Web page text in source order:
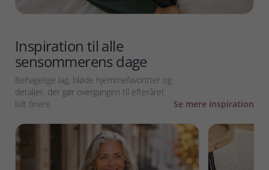
Inspiration til alle
sensommerens dage
Behagelige lag, bløde hjemmefavoritter og
detaljer, der gør overgangen til efteråret
lidt finere.
Se mere inspiration